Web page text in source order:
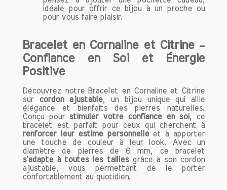
choisies pour maximiser leurs effets.
conçue pour optimiser votre bien-être
au quotidien.
Chaque bracelet que nous proposons
est soigneusement élaboré pour offrir
des bienfaits uniques, visant à
harmoniser votre esprit et votre cœur.
Nos bracelets sont non seulement des
accessoires tendance, mais aussi des
outils puissants pour améliorer votre
qualité de vie.
En portant nos bracelets, vous pouvez
profiter d’un équilibre émotionnel, d’une
clarté d’esprit et d’un sentiment de bien-
idéale pour offrir ce bijou à un proche ou
pour vous faire plaisir.
Bracelet en Cornaline et Citrine –
Confiance en Soi et Énergie
Positive
Découvrez notre Bracelet en Cornaline et Citrine
sur cordon ajustable, un bijou unique qui allie
élégance et bienfaits des pierres naturelles.
Conçu pour stimuler votre confiance en soi, ce
bracelet est parfait pour ceux qui cherchent à
renforcer leur estime personnelleet à apporter
une touche de couleur à leur look. Avec un
diamètre de pierres de 6 mm, ce bracelet
s'adapte à toutes les taillesgrâce à son cordon
ajustable, vous permettant de le porter
confortablement au quotidien.